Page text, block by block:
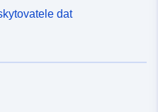
dat